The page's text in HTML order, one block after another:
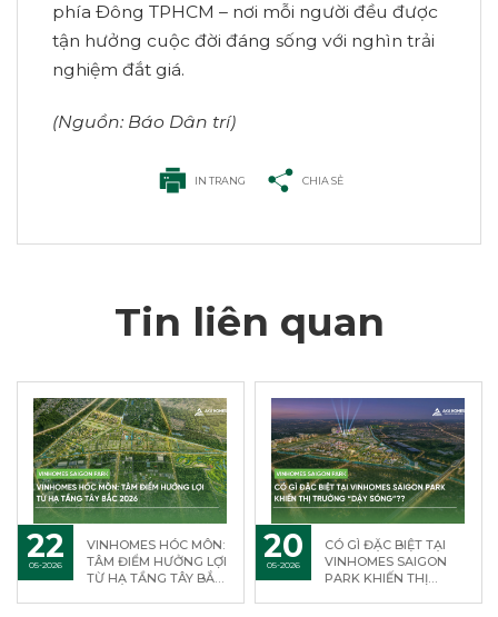
phía Đông TPHCM – nơi mỗi người đều được
tận hưởng cuộc đời đáng sống với nghìn trải
nghiệm đắt giá.
(Nguồn: Báo Dân trí)
IN TRANG CHIA SẺ
Tin liên quan
22
05-2026
VINHOMES HÓC MÔN:
TÂM ĐIỂM HƯỞNG LỢI
TỪ HẠ TẦNG TÂY BẮC
20
05-2026
CÓ GÌ ĐẶC BIỆT TẠI
VINHOMES SAIGON
PARK KHIẾN THỊ